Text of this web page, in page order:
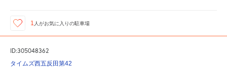
1 人がお気に入りの駐車場
ID:305048362
タイムズ西五反田第42